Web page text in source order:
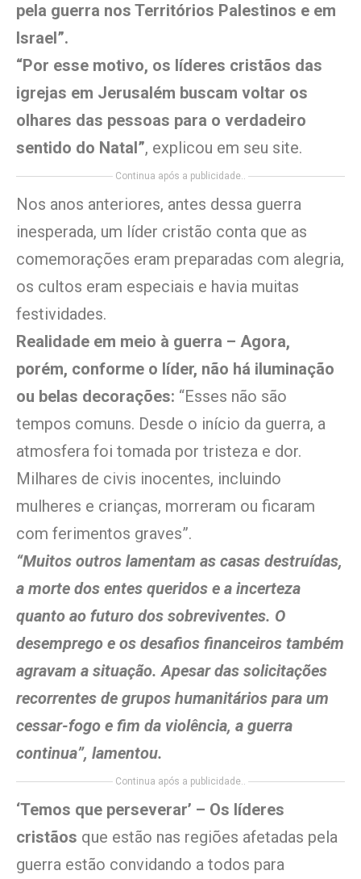
pela guerra nos Territórios Palestinos e em
Israel”.
“Por esse motivo, os líderes cristãos das
igrejas em Jerusalém buscam voltar os
olhares das pessoas para o verdadeiro
sentido do Natal”, explicou em seu site.
Continua após a publicidade..
Nos anos anteriores, antes dessa guerra
inesperada, um líder cristão conta que as
comemorações eram preparadas com alegria,
os cultos eram especiais e havia muitas
festividades.
Realidade em meio à guerra – Agora,
porém, conforme o líder, não há iluminação
ou belas decorações: “Esses não são
tempos comuns. Desde o início da guerra, a
atmosfera foi tomada por tristeza e dor.
Milhares de civis inocentes, incluindo
mulheres e crianças, morreram ou ficaram
com ferimentos graves”.
“Muitos outros lamentam as casas destruídas,
a morte dos entes queridos e a incerteza
quanto ao futuro dos sobreviventes. O
desemprego e os desafios financeiros também
agravam a situação. Apesar das solicitações
recorrentes de grupos humanitários para um
cessar-fogo e fim da violência, a guerra
continua”, lamentou.
Continua após a publicidade..
‘Temos que perseverar’ – Os líderes
cristãos que estão nas regiões afetadas pela
guerra estão convidando a todos para